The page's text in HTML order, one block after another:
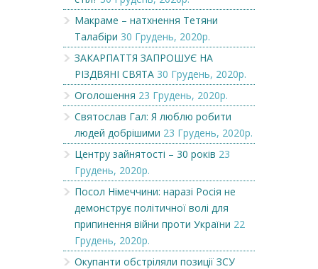
Макраме – натхнення Тетяни
Талабіри 30 Грудень, 2020р.
ЗАКАРПАТТЯ ЗАПРОШУЄ НА
РІЗДВЯНІ СВЯТА 30 Грудень, 2020р.
Оголошення 23 Грудень, 2020р.
Святослав Гал: Я люблю робити
людей добрішими 23 Грудень, 2020р.
Центру зайнятості – 30 років 23
Грудень, 2020р.
Посол Німеччини: наразі Росія не
демонструє політичної волі для
припинення війни проти України 22
Грудень, 2020р.
Окупанти обстріляли позиції ЗСУ